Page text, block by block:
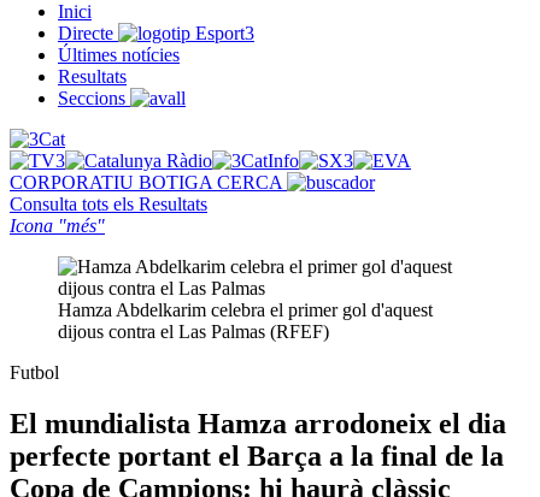
Inici
Directe
Últimes notícies
Resultats
Seccions
CORPORATIU BOTIGA CERCA
Consulta tots els Resultats
Icona "més"
Hamza Abdelkarim celebra el primer gol d'aquest
dijous contra el Las Palmas (RFEF)
Futbol
El mundialista Hamza arrodoneix el dia
perfecte portant el Barça a la final de la
Copa de Campions: hi haurà clàssic